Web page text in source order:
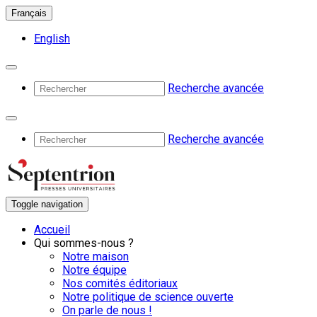
Français
English
Recherche avancée
Recherche avancée
Toggle navigation
Accueil
Qui sommes-nous ?
Notre maison
Notre équipe
Nos comités éditoriaux
Notre politique de science ouverte
On parle de nous !